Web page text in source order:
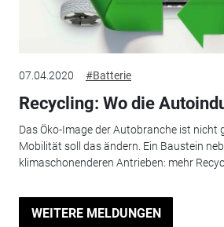
07.04.2020 #Batterie
Recycling: Wo die
Das Öko-Image der Autobranche ist nicht
Mobilität soll das ändern. Ein Baustein
klimaschonenderen Antrieben: mehr
WEITERE MELDUNGEN